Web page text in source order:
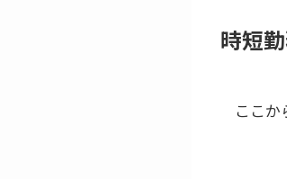
時短
ここか